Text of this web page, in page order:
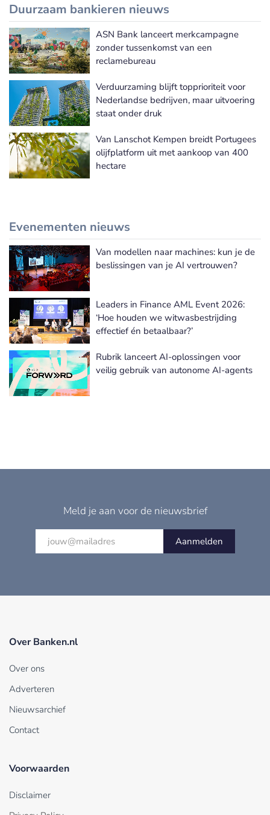
Duurzaam bankieren nieuws
Meer Duurzaam bankieren nieuws
ASN Bank lanceert merkcampagne
zonder tussenkomst van een
reclamebureau
Verduurzaming blijft topprioriteit voor
Nederlandse bedrijven, maar uitvoering
staat onder druk
Van Lanschot Kempen breidt Portugees
olijfplatform uit met aankoop van 400
hectare
Evenementen nieuws
Meer Evenementen nieuws
Van modellen naar machines: kun je de
beslissingen van je AI vertrouwen?
Leaders in Finance AML Event 2026:
‘Hoe houden we witwasbestrijding
effectief én betaalbaar?’
Rubrik lanceert AI-oplossingen voor
veilig gebruik van autonome AI-agents
Meld je aan voor de nieuwsbrief
Aanmelden
Over Banken.nl
Over ons
Adverteren
Nieuwsarchief
Contact
Voorwaarden
Disclaimer